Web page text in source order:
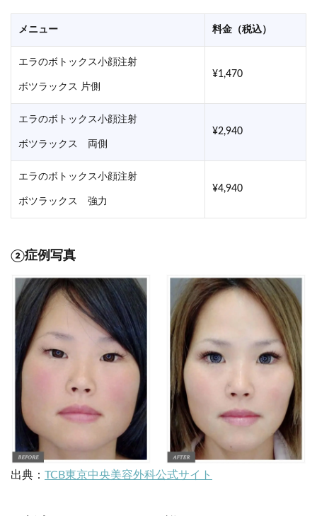
メニュー 料金（税込）
エラのボトックス小顔注射
ボツラックス 片側
¥1,470
エラのボトックス小顔注射
ボツラックス 両側
¥2,940
エラのボトックス小顔注射
ボツラックス 強力
¥4,940
②症例写真
出典： TCB東京中央美容外科公式サイト